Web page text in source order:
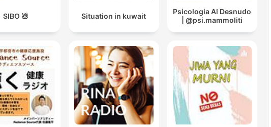
SIBO 💩 Situation in kuwait
Psicologia Al Desnudo
| @psi.mammoliti